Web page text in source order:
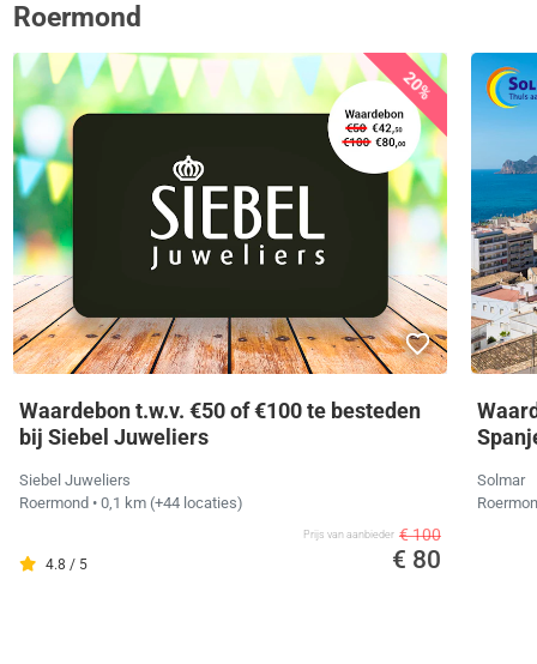
Roermond
20%
Waardebon t.w.v. €50 of €100 te besteden
bij Siebel Juweliers
Siebel Juweliers
Roermond • 0,1 km (+44 locaties)
4.8 / 5
Prijs van aanbieder € 100
€ 80
Solmar